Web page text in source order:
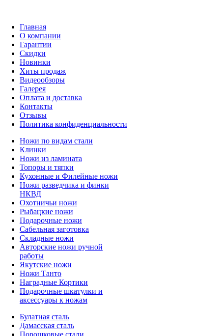
Главная
О компании
Гарантии
Скидки
Новинки
Хиты продаж
Видеообзоры
Галерея
Оплата и доставка
Контакты
Отзывы
Политика конфиденциальности
Ножи по видам стали
Клинки
Ножи из ламината
Топоры и тяпки
Кухонные и Филейные ножи
Ножи разведчика и финки
НКВД
Охотничьи ножи
Рыбацкие ножи
Подарочные ножи
Сабельная заготовка
Складные ножи
Авторские ножи ручной
работы
Якутские ножи
Ножи Танто
Наградные Кортики
Подарочные шкатулки и
аксессуары к ножам
Булатная сталь
Дамасская сталь